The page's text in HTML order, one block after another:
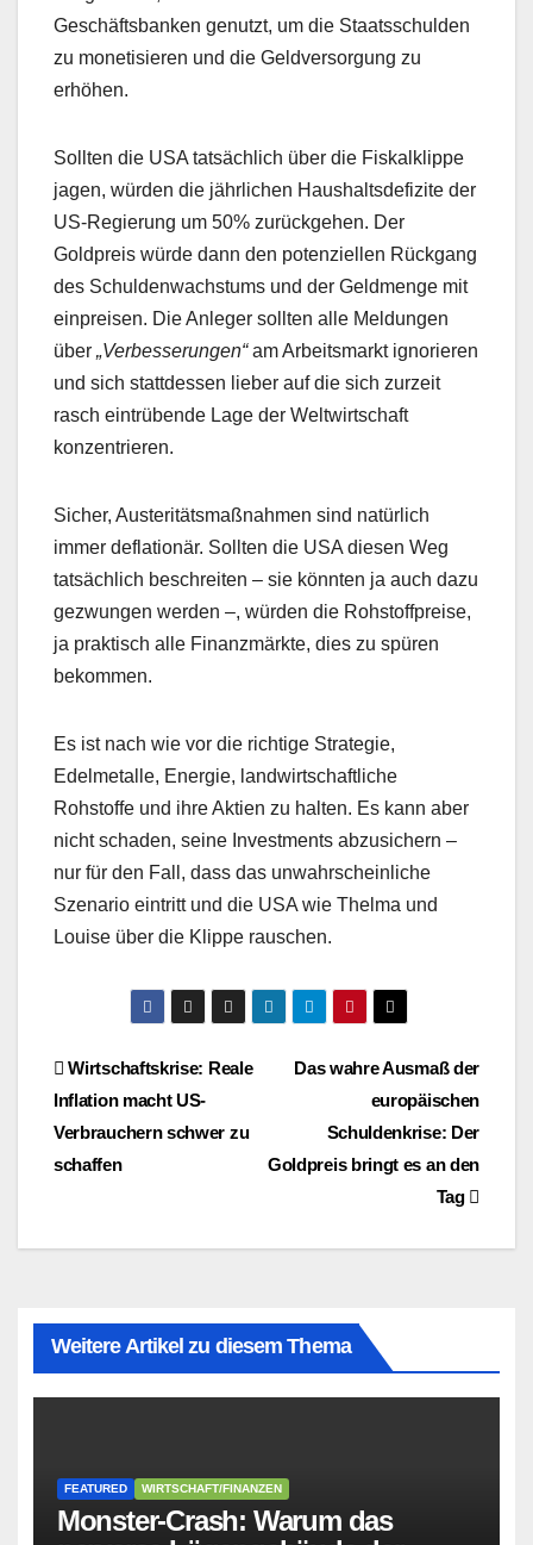
Geschäftsbanken genutzt, um die Staatsschulden
zu monetisieren und die Geldversorgung zu
erhöhen.
Sollten die USA tatsächlich über die Fiskalklippe
jagen, würden die jährlichen Haushaltsdefizite der
US-Regierung um 50% zurückgehen. Der
Goldpreis würde dann den potenziellen Rückgang
des Schuldenwachstums und der Geldmenge mit
einpreisen. Die Anleger sollten alle Meldungen
über „Verbesserungen“am Arbeitsmarkt ignorieren
und sich stattdessen lieber auf die sich zurzeit
rasch eintrübende Lage der Weltwirtschaft
konzentrieren.
Sicher, Austeritätsmaßnahmen sind natürlich
immer deflationär. Sollten die USA diesen Weg
tatsächlich beschreiten – sie könnten ja auch dazu
gezwungen werden –, würden die Rohstoffpreise,
ja praktisch alle Finanzmärkte, dies zu spüren
bekommen.
Es ist nach wie vor die richtige Strategie,
Edelmetalle, Energie, landwirtschaftliche
Rohstoffe und ihre Aktien zu halten. Es kann aber
nicht schaden, seine Investments abzusichern –
nur für den Fall, dass das unwahrscheinliche
Szenario eintritt und die USA wie Thelma und
Louise über die Klippe rauschen.
BeitragsnavigationDas wahre Ausmaß der
europäischen
Schuldenkrise: Der
Goldpreis bringt es an den
Tag
Wirtschaftskrise: Reale
Inflation macht US-
Verbrauchern schwer zu
schaffen
Weitere Artikel zu diesem Thema
FEATURED WIRTSCHAFT/FINANZEN
Monster-Crash: Warum das